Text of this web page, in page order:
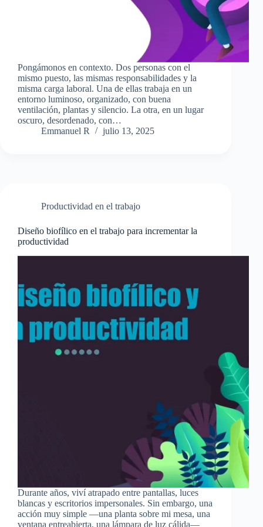
Pongámonos en contexto. Dos personas con el
mismo puesto, las mismas responsabilidades y la
misma carga laboral. Una de ellas trabaja en un
entorno luminoso, organizado, con buena
ventilación, plantas y silencio. La otra, en un lugar
oscuro, desordenado, con…
Emmanuel R
julio 13, 2025
Productividad en el trabajo
Diseño biofílico en el trabajo para incrementar la
productividad
Durante años, viví atrapado entre pantallas, luces
blancas y escritorios impersonales. Sin embargo, una
acción muy simple —una planta sobre mi mesa, una
ventana entreabierta, una lámpara de luz cálida—